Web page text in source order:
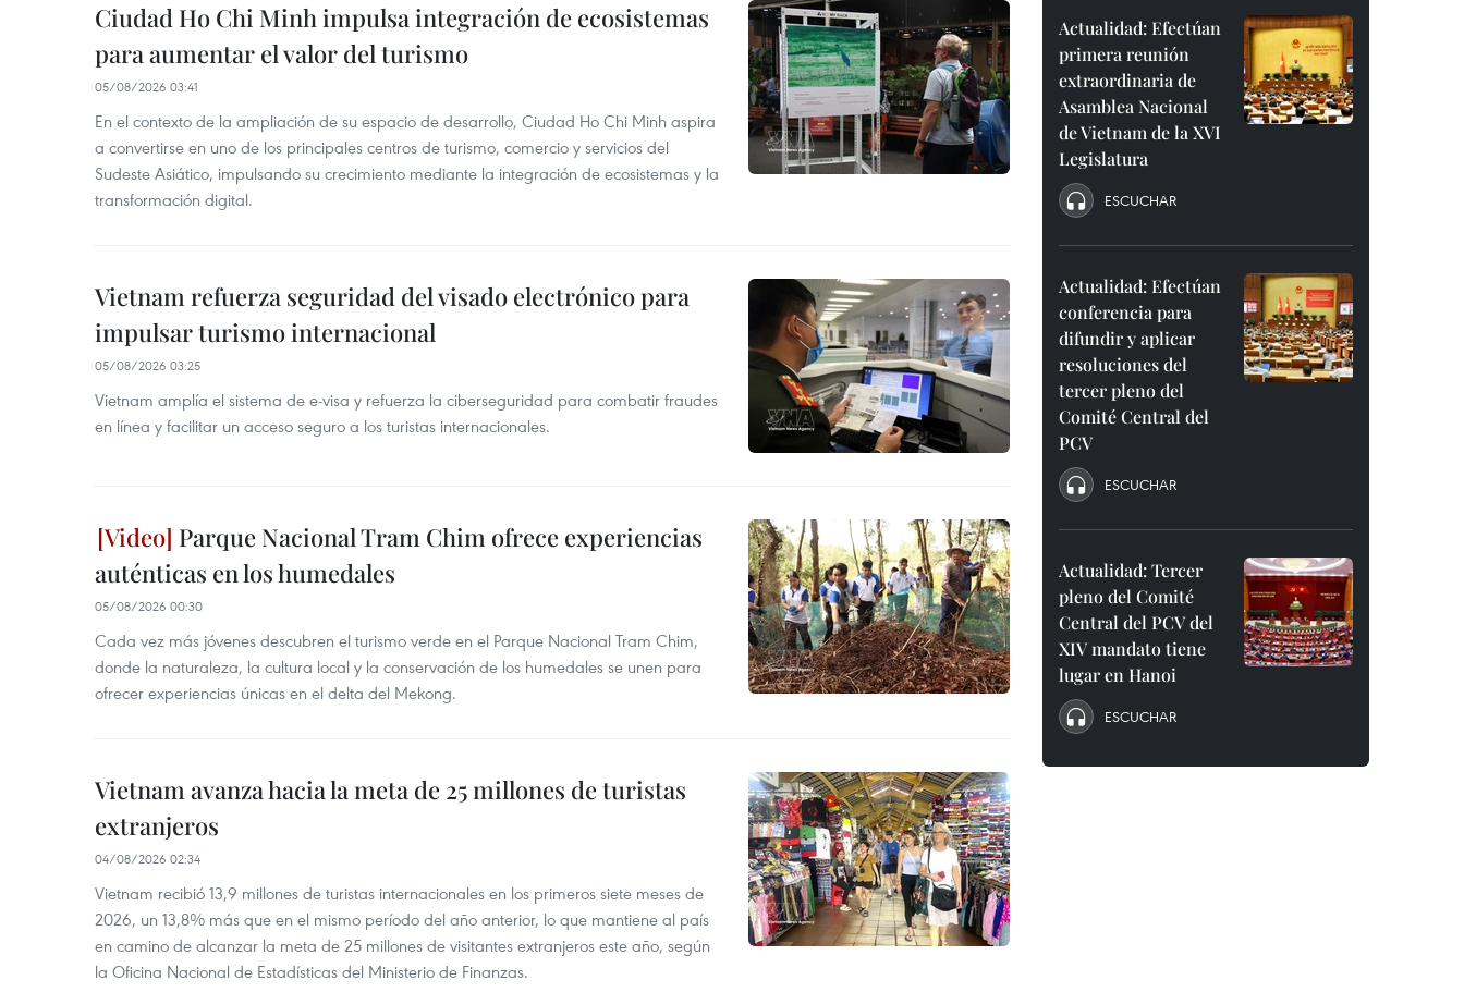
Ciudad Ho Chi Minh impulsa integración de ecosistemas
para aumentar el valor del turismo
05/08/2026 03:41
En el contexto de la ampliación de su espacio de desarrollo, Ciudad Ho Chi Minh aspira
a convertirse en uno de los principales centros de turismo, comercio y servicios del
Sudeste Asiático, impulsando su crecimiento mediante la integración de ecosistemas y la
transformación digital.
Vietnam refuerza seguridad del visado electrónico para
impulsar turismo internacional
05/08/2026 03:25
Vietnam amplía el sistema de e-visa y refuerza la ciberseguridad para combatir fraudes
en línea y facilitar un acceso seguro a los turistas internacionales.
Parque Nacional Tram Chim ofrece experiencias
auténticas en los humedales
05/08/2026 00:30
Cada vez más jóvenes descubren el turismo verde en el Parque Nacional Tram Chim,
donde la naturaleza, la cultura local y la conservación de los humedales se unen para
ofrecer experiencias únicas en el delta del Mekong.
Vietnam avanza hacia la meta de 25 millones de turistas
extranjeros
04/08/2026 02:34
Vietnam recibió 13,9 millones de turistas internacionales en los primeros siete meses de
2026, un 13,8% más que en el mismo período del año anterior, lo que mantiene al país
en camino de alcanzar la meta de 25 millones de visitantes extranjeros este año, según
la Oficina Nacional de Estadísticas del Ministerio de Finanzas.
Actualidad: Efectúan
primera reunión
extraordinaria de
Asamblea Nacional
de Vietnam de la XVI
Legislatura
ESCUCHAR
Actualidad: Efectúan
conferencia para
difundir y aplicar
resoluciones del
tercer pleno del
Comité Central del
PCV
ESCUCHAR
Actualidad: Tercer
pleno del Comité
Central del PCV del
XIV mandato tiene
lugar en Hanoi
ESCUCHAR